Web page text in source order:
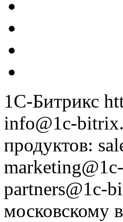
1С-Битрикс
info@1c-
продуктов:
partners@1c-
московскому